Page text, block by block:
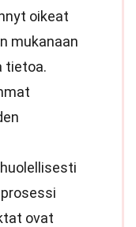
oikeat
mukanaan
tietoa.
ovat